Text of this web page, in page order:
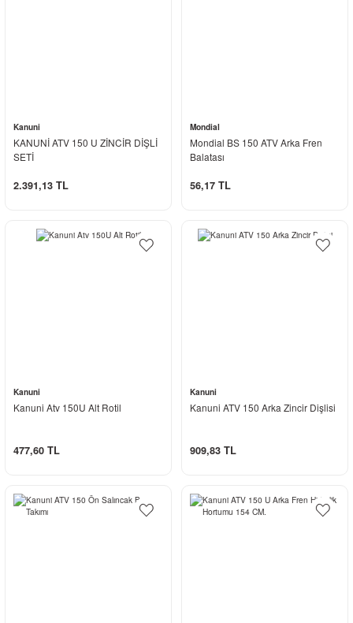
Kanuni
KANUNİ ATV 150 U ZİNCİR DİŞLİ
SETİ
2.391,13 TL
Mondial
Mondial BS 150 ATV Arka Fren
Balatası
56,17 TL
Kanuni
Kanuni Atv 150U Alt Rotil
477,60 TL
Kanuni
Kanuni ATV 150 Arka Zincir Dişlisi
909,83 TL